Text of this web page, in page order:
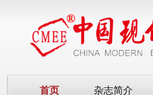
首页 杂志简介